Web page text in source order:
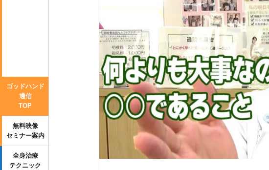
ゴッドハンド
通信
TOP
無料映像
セミナー案内
全身治療
テクニック